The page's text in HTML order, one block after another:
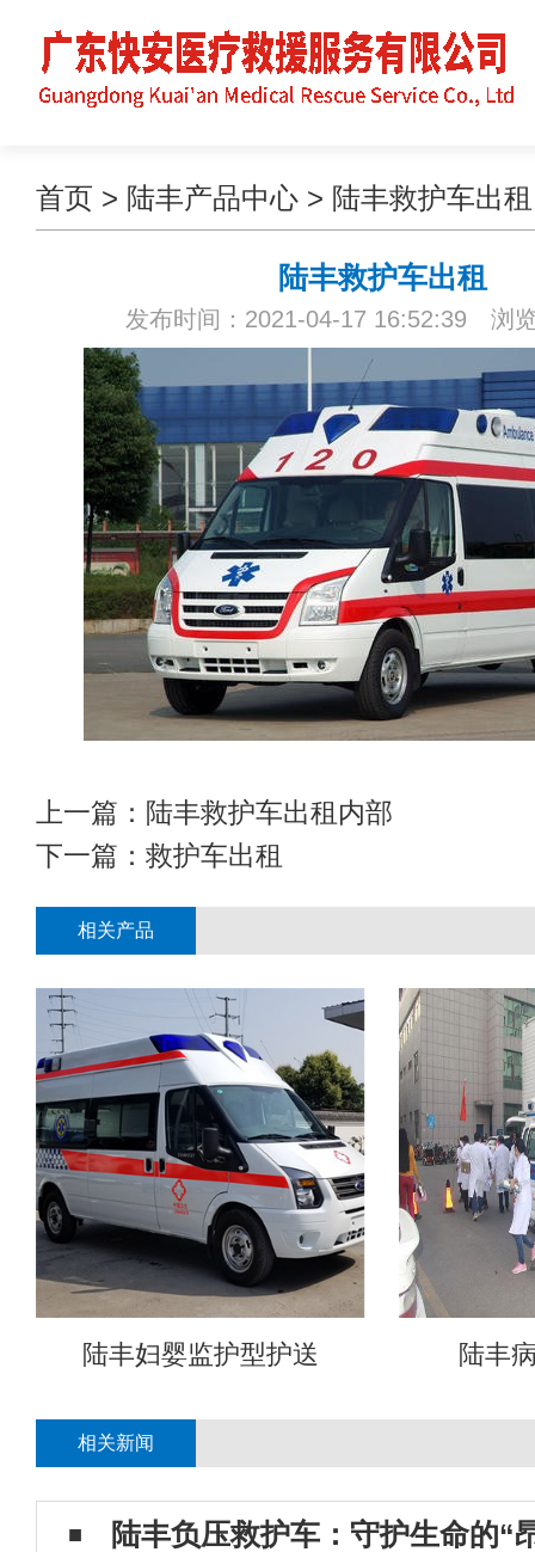
首页 > 陆丰产品中心 > 陆丰救护车出租
陆丰救护车出租
发布时间：2021-04-17 16:52:39 浏
上一篇： 陆丰救护车出租内部
下一篇： 救护车出租
相关产品
陆丰妇婴监护型护送 陆丰
相关新闻
陆丰负压救护车：守护生命的“